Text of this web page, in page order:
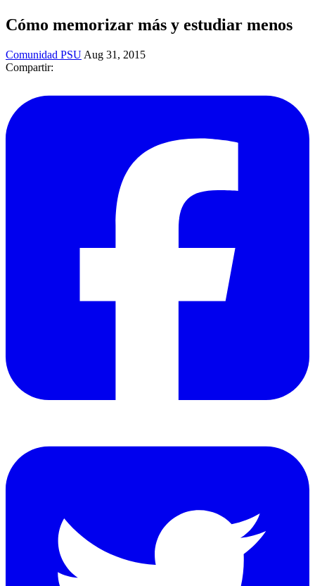
Cómo memorizar más y estudiar menos
Comunidad PSU Aug 31, 2015
Compartir: